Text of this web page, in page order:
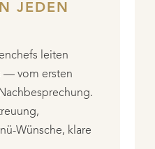
JEDEN
leiten
— vom ersten
Wünsche, klare